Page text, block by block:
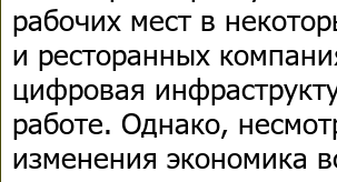
рабочих мест в
и ресторанных
цифровая
работе. Однако,
изменения экономика